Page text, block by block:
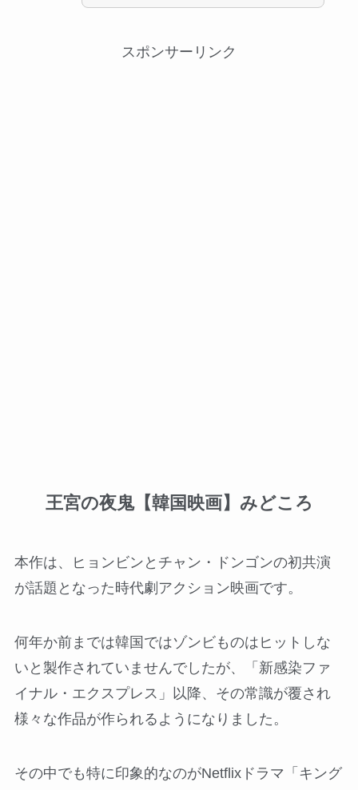
スポンサーリンク
王宮の夜鬼【韓国映画】みどころ
本作は、ヒョンビンとチャン・ドンゴンの初共演
が話題となった時代劇アクション映画です。
何年か前までは韓国ではゾンビものはヒットしな
いと製作されていませんでしたが、「新感染ファ
イナル・エクスプレス」以降、その常識が覆され
様々な作品が作られるようになりました。
その中でも特に印象的なのがNetflixドラマ「キング